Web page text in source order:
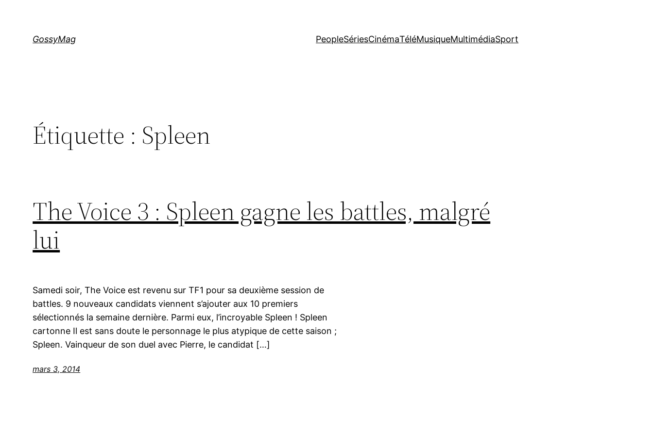
GossyMag PeopleSériesCinémaTéléMusiqueMultimédiaSport
Étiquette : Spleen
The Voice 3 : Spleen gagne les battles, malgré
lui
Samedi soir, The Voice est revenu sur TF1 pour sa deuxième session de
battles. 9 nouveaux candidats viennent s’ajouter aux 10 premiers
sélectionnés la semaine dernière. Parmi eux, l’incroyable Spleen ! Spleen
cartonne Il est sans doute le personnage le plus atypique de cette saison ;
Spleen. Vainqueur de son duel avec Pierre, le candidat […]
mars 3, 2014